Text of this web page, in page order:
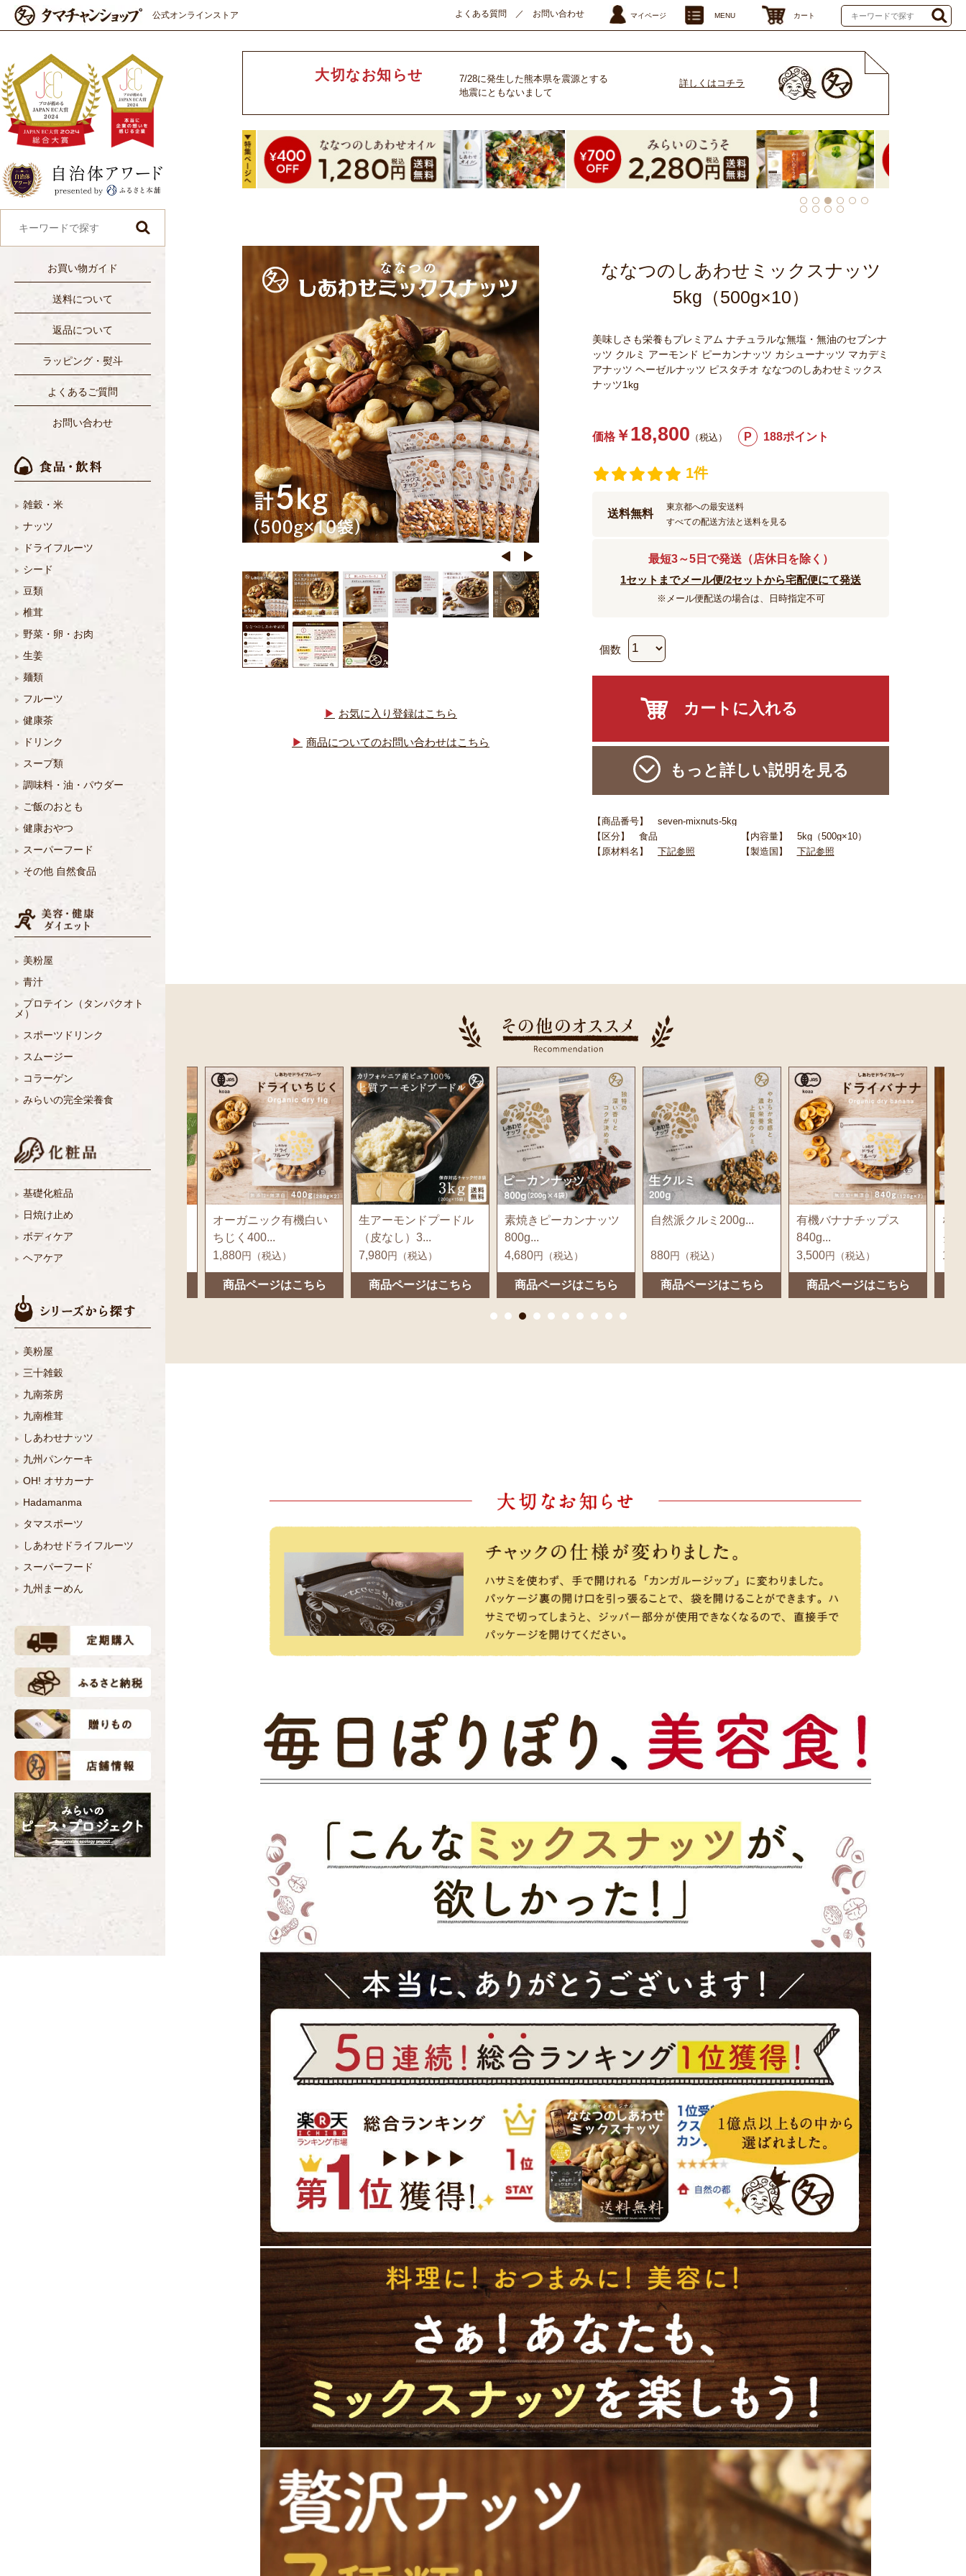
公式オンラインストア よくある質問 ／ お問い合わせ マイページ MENU カート
お買い物ガイド
送料について
返品について
ラッピング・熨斗
よくあるご質問
お問い合わせ
雑穀・米
ナッツ
ドライフルーツ
シード
豆類
椎茸
野菜・卵・お肉
生姜
麺類
フルーツ
健康茶
ドリンク
スープ類
調味料・油・パウダー
ご飯のおとも
健康おやつ
スーパーフード
その他 自然食品
美粉屋
青汁
プロテイン（タンパクオト
メ）
スポーツドリンク
スムージー
コラーゲン
みらいの完全栄養食
基礎化粧品
日焼け止め
ボディケア
ヘアケア
美粉屋
三十雑穀
九南茶房
九南椎茸
しあわせナッツ
九州パンケーキ
OH! オサカーナ
Hadamanma
タマスポーツ
しあわせドライフルーツ
スーパーフード
九州まーめん
大切なお知らせ
7/28に発生した熊本県を震源とする
地震にともないまして
詳しくはコチラ
お気に入り登録はこちら
商品についてのお問い合わせはこちら
ななつのしあわせミックスナッツ
5kg（500g×10）
美味しさも栄養もプレミアム ナチュラルな無塩・無油のセブンナ
ッツ クルミ アーモンド ピーカンナッツ カシューナッツ マカデミ
アナッツ ヘーゼルナッツ ピスタチオ ななつのしあわせミックス
ナッツ1kg
価格 ￥18,800 （税込） P 188ポイント
1件
送料無料
東京都への最安送料
すべての配送方法と送料を見る
最短3～5日で発送（店休日を除く）
1セットまでメール便/2セットから宅配便にて発送
※メール便配送の場合は、日時指定不可
個数
もっと詳しい説明を見る
【商品番号】 seven-mixnuts-5kg
【区分】 食品
【内容量】 5kg（500g×10）
【原材料名】 下記参照 【製造国】 下記参照
リー
選べる海の健康おや
つ...
オーガニック有機白い
ちじく400...
1,880円（税込）
商品ページはこちら
生アーモンドプードル
（皮なし）3...
7,980円（税込）
商品ページはこちら
素焼きピーカンナッツ
800g...
4,680円（税込）
商品ページはこちら
自然派クルミ200g...
880円（税込）
商品ページはこちら
有機バナナチップス
840g...
3,500円（税込）
商品ページはこちら
な
ク